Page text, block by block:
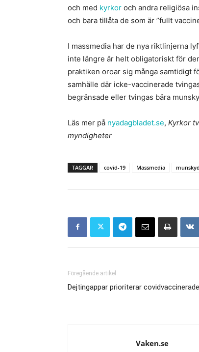
och med kyrkor och andra religiösa
och bara tillåta de som är ”fullt
I massmedia har de nya riktlinjerna
inte längre är helt obligatoriskt för
praktiken oroar sig många samtidigt
samhälle där icke-vaccinerade
begränsade eller tvingas bära
Läs mer på nyadagbladet.se, Kyrkor
myndigheter
TAGGAR covid-19 Massmedia
Föregående artikel
Dejtingappar prioriterar covidvaccinerade
Vaken.se